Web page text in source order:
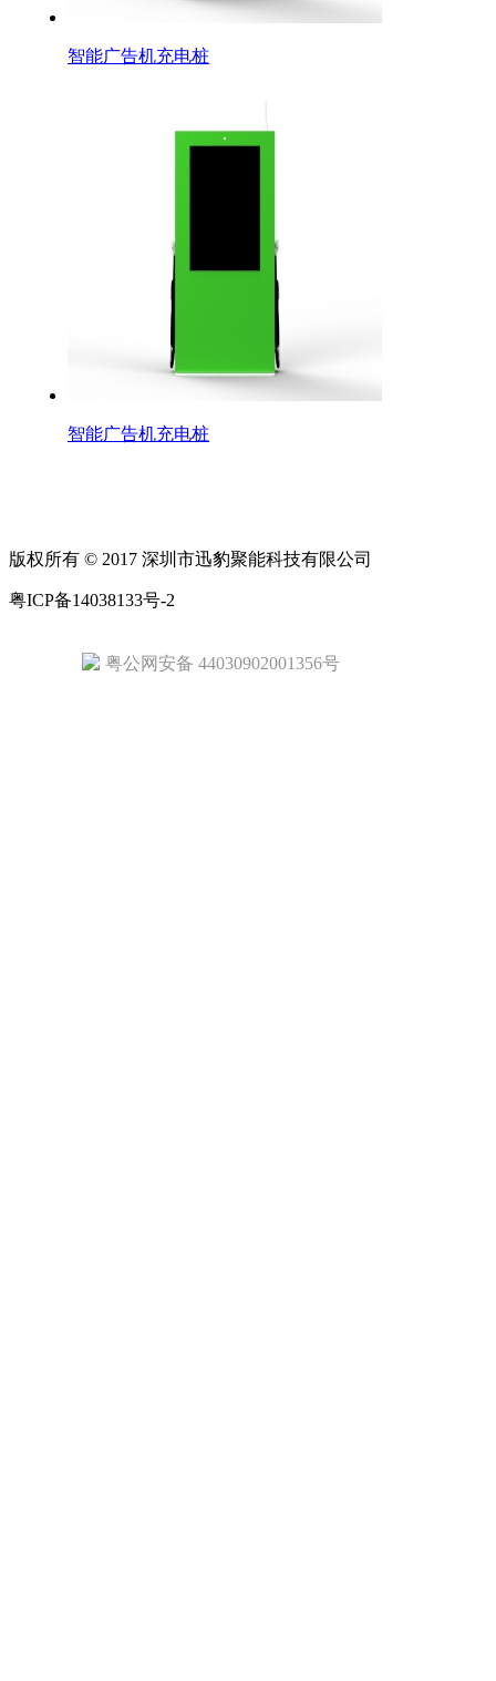
智能广告机充电桩
智能广告机充电桩
版权所有 © 2017 深圳市迅豹聚能科技有限公司
粤ICP备14038133号-2
粤公网安备 44030902001356号